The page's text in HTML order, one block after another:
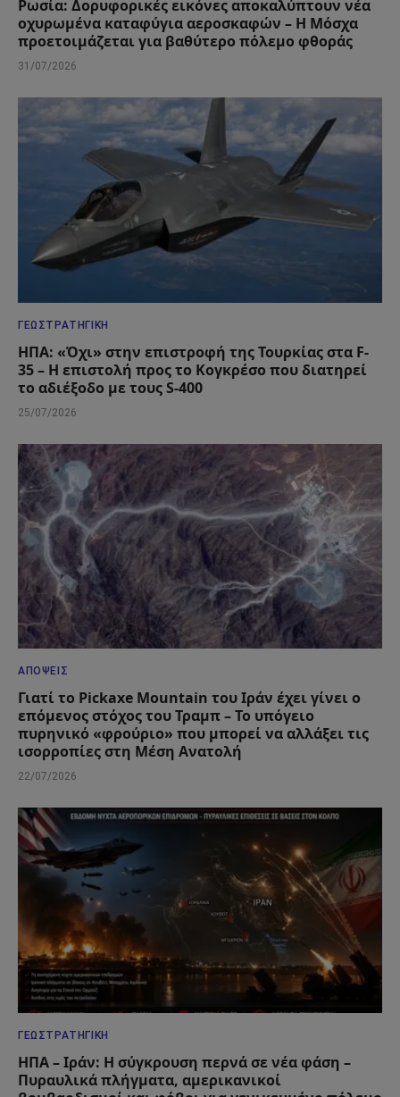
Ρωσία: Δορυφορικές εικόνες αποκαλύπτουν νέα
οχυρωμένα καταφύγια αεροσκαφών – Η Μόσχα
προετοιμάζεται για βαθύτερο πόλεμο φθοράς
31/07/2026
ΓΕΩΣΤΡΑΤΗΓΙΚΉ
ΗΠΑ: «Όχι» στην επιστροφή της Τουρκίας στα F-
35 – Η επιστολή προς το Κογκρέσο που διατηρεί
το αδιέξοδο με τους S-400
25/07/2026
ΑΠΌΨΕΙΣ
Γιατί το Pickaxe Mountain του Ιράν έχει γίνει ο
επόμενος στόχος του Τραμπ – Το υπόγειο
πυρηνικό «φρούριο» που μπορεί να αλλάξει τις
ισορροπίες στη Μέση Ανατολή
22/07/2026
ΓΕΩΣΤΡΑΤΗΓΙΚΉ
ΗΠΑ – Ιράν: Η σύγκρουση περνά σε νέα φάση –
Πυραυλικά πλήγματα, αμερικανικοί